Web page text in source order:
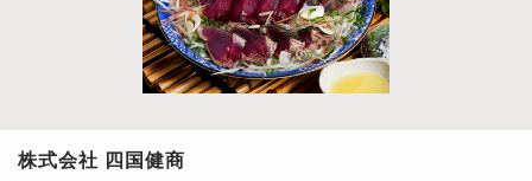
株式会社 四国健商